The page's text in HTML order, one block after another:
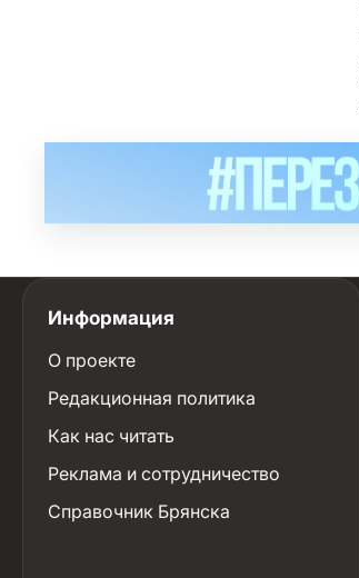
Информация
О проекте
Редакционная политика
Как нас читать
Реклама и сотрудничество
Справочник Брянска